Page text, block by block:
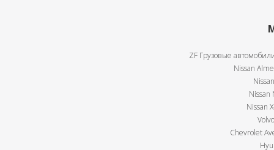
ZF Грузовые
Nissan
Nissan
Nissan
Chevrolet